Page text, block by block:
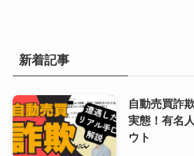
新着記事
自動売買詐
実態！有名
ウト